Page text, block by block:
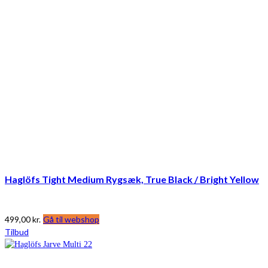
Haglöfs Tight Medium Rygsæk, True Black / Bright Yellow
499,00kr. Gå til webshop
Tilbud